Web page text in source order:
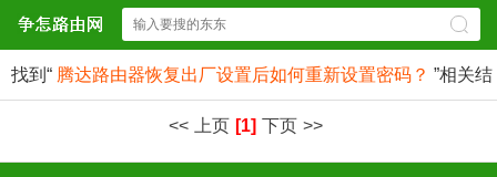
找到“ 腾达路由器恢复出厂设置后如何重新设置密码？ ”相关结
<< 上页 [1] 下页 >>